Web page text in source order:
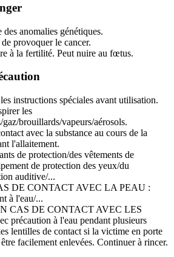
des anomalies génétiques.
provoquer le cancer.
à la fertilité. Peut nuire au fœtus.
instructions spéciales avant utilisation.
les
gaz/brouillards/vapeurs/aérosols.
avec la substance au cours de la
l'allaitement.
de protection/des vêtements de
de protection des yeux/du
auditive/...
DE CONTACT AVEC LA PEAU :
à l'eau/...
CAS DE CONTACT AVEC LES
précaution à l'eau pendant plusieurs
lentilles de contact si la victime en porte
facilement enlevées. Continuer à rincer.